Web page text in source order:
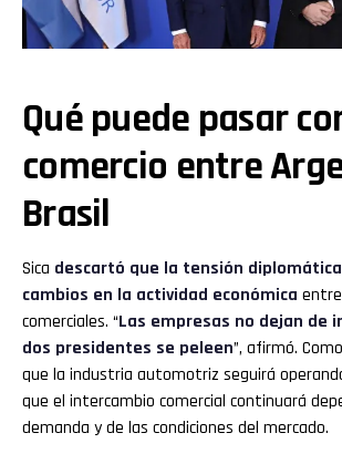
Qué puede pasar
comercio entre
Brasil
Sica descartó que la tensión
cambios en la actividad económica
comerciales. “Las empresas no dejan de
dos presidentes se peleen”, afirmó.
que la industria automotriz seguirá
que el intercambio comercial continuará
demanda y de las condiciones del mercado.